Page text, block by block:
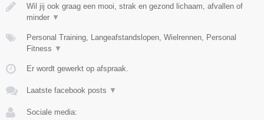
Wil jij ook graag een mooi, strak en gezond lichaam, afvallen of
minder ▼
Personal Training, Langeafstandslopen, Wielrennen, Personal
Fitness ▼
Er wordt gewerkt op afspraak.
Laatste facebook posts ▼
Sociale media: